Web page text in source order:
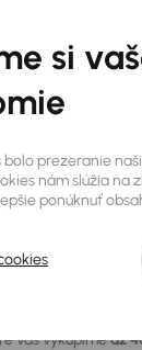
vás vykúpimeaž
si
bolo prezeranie
nám slúžia na
ponúknuť